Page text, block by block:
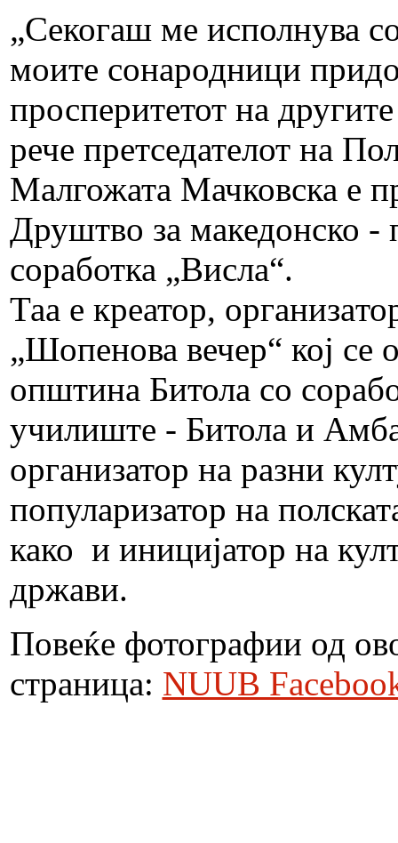
„Секогаш ме исполнува
моите сонародници
просперитетот на
рече претседателот на
Малгожата Мачковска е
Друштво за македонско -
соработка „Висла“.
Таа е креатор,
„Шопенова вечер“ кој се
општина Битола со
училиште - Битола и
организатор на разни
популаризатор на
како и иницијатор на
држави.
Повеќе фотографии од
страница: NUUB